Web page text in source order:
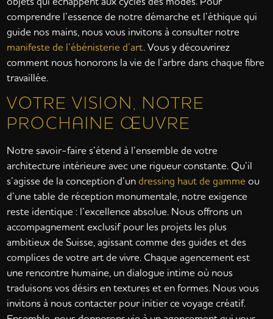
comprendre l’essence de notre démarche et l’éthique qui
guide nos mains, nous vous invitons à consulter notre
manifeste de l’ébénisterie d’art. Vous y découvrirez
comment nous honorons la vie de l’arbre dans chaque fibre
travaillée.
VOTRE VISION, NOTRE
PROCHAINE ŒUVRE
Notre savoir-faire s’étend à l’ensemble de votre
architecture intérieure avec une rigueur constante. Qu’il
s’agisse de la conception d’undressing haut de gamme ou
d’une table de réception monumentale, notre exigence
reste identique : l’excellence absolue. Nous offrons un
accompagnement exclusif pour les projets les plus
ambitieux de Suisse, agissant comme des guides et des
complices de votre art de vivre. Chaque agencement est
une rencontre humaine, un dialogue intime où nous
traduisons vos désirs en textures et en formes. Nous vous
invitons à nous contacter pour initier ce voyage créatif.